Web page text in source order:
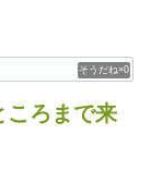
0
ころまで来